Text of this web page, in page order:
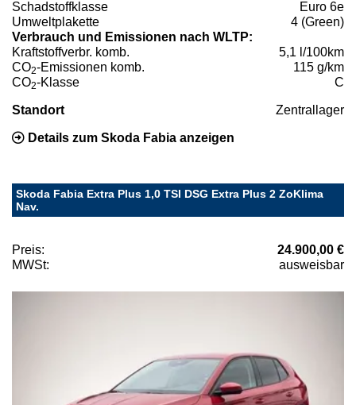
Schadstoffklasse
Euro 6e
Umweltplakette
4 (Green)
Verbrauch und Emissionen nach WLTP:
Kraftstoffverbr. komb.
5,1 l/100km
CO2-Emissionen komb.
115 g/km
CO2-Klasse C
Standort Zentrallager
Details zum Skoda Fabia anzeigen
Skoda Fabia Extra Plus 1,0 TSI DSG Extra Plus 2 ZoKlima
Nav.
Preis:
24.900,00 €
MWSt:
ausweisbar